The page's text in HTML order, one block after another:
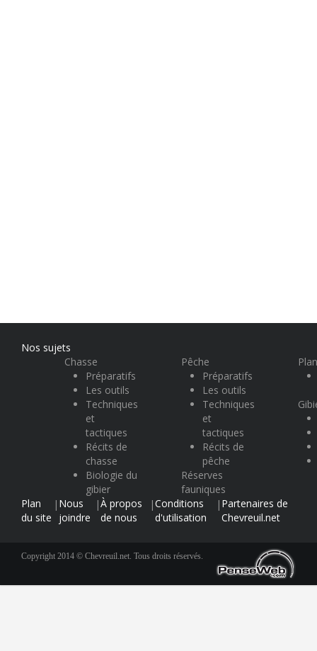
Nos sujets
Chasse
Préparatifs
Les outils
Techniques
et
tactiques
Récits de
chasse
Biologie du
gibier
Pêche
Préparatifs
Les outils
Techniques
et
tactiques
Récits de
pêche
Réserves
fauniques
Plan
du site
| Nous
joindre
|À propos
de nous
|Conditions
d'utilisation
| Partenaires de
Chevreuil.net
Copyright 2014 © Chevreuil.net. Tous droits réservés.